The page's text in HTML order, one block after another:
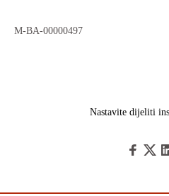
M-BA-00000497
Nastavite dijeliti